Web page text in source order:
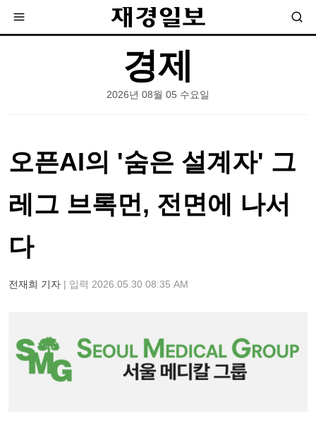
경제
2026년 08월 05 수요일
오픈AI의 '숨은 설계자' 그
레그 브록먼, 전면에 나서
다
전재희 기자 | 입력 2026.05.30 08:35 AM